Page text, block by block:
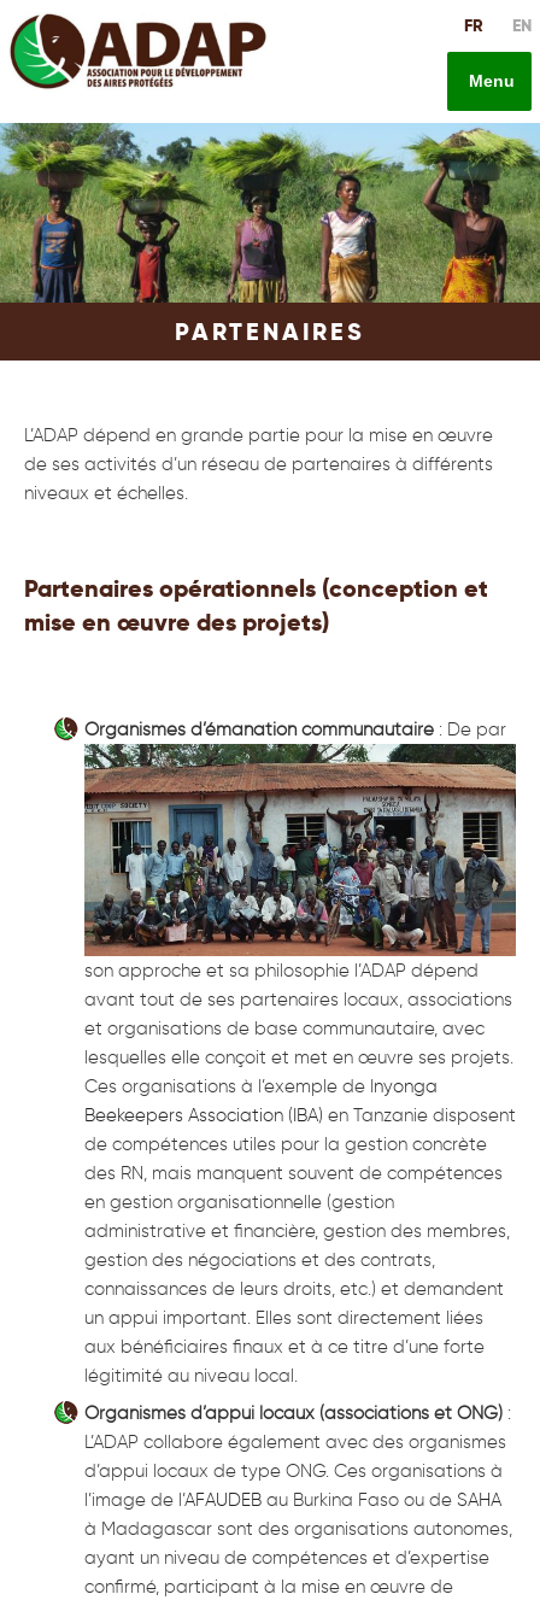
Aller
au
contenu
FR EN
Menu
PARTENAIRES
L’ADAP dépend en grande partie pour la mise en œuvre
de ses activités d’un réseau de partenaires à différents
niveaux et échelles.
Partenaires opérationnels (conception et
mise en œuvre des projets)
Organismes d’émanation communautaire : De par
son approche et sa philosophie l’ADAP dépend
avant tout de ses partenaires locaux, associations
et organisations de base communautaire, avec
lesquelles elle conçoit et met en œuvre ses projets.
Ces organisations à l’exemple de Inyonga
Beekeepers Association (IBA) en Tanzanie disposent
de compétences utiles pour la gestion concrète
des RN, mais manquent souvent de compétences
en gestion organisationnelle (gestion
administrative et financière, gestion des membres,
gestion des négociations et des contrats,
connaissances de leurs droits, etc.) et demandent
un appui important. Elles sont directement liées
aux bénéficiaires finaux et à ce titre d’une forte
légitimité au niveau local.
Organismes d’appui locaux (associations et ONG) :
L’ADAP collabore également avec des organismes
d’appui locaux de type ONG. Ces organisations à
l’image de l’AFAUDEB au Burkina Faso ou de SAHA
à Madagascar sont des organisations autonomes,
ayant un niveau de compétences et d’expertise
confirmé, participant à la mise en œuvre de